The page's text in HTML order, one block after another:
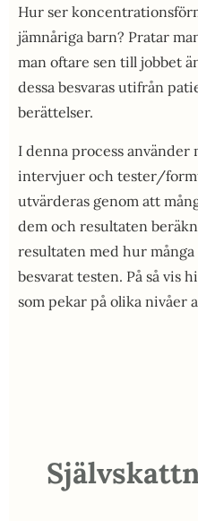
Hur ser
jämnåriga barn? Pratar
man oftare sen till jobbet
dessa besvaras utifrån
berättelser.
I denna process
intervjuer och tester/
utvärderas genom att
dem och resultaten
resultaten med hur många
besvarat testen. På så vis
som pekar på olika nivåer